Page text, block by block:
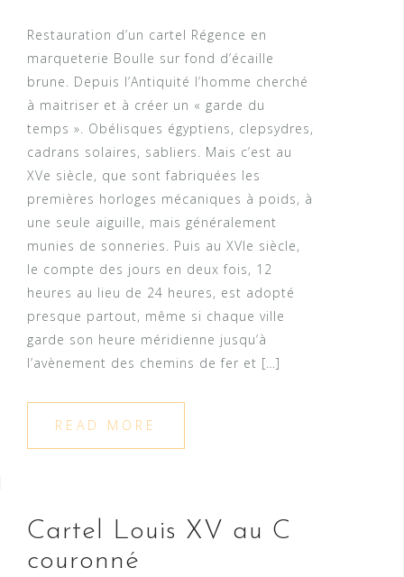
Restauration d’un cartel Régence en
marqueterie Boulle sur fond d’écaille
brune. Depuis l’Antiquité l’homme cherché
à maitriser et à créer un « garde du
temps ». Obélisques égyptiens, clepsydres,
cadrans solaires, sabliers. Mais c’est au
XVe siècle, que sont fabriquées les
premières horloges mécaniques à poids, à
une seule aiguille, mais généralement
munies de sonneries. Puis au XVIe siècle,
le compte des jours en deux fois, 12
heures au lieu de 24 heures, est adopté
presque partout, même si chaque ville
garde son heure méridienne jusqu’à
l’avènement des chemins de fer et […]
READ MORE
Cartel Louis XV au C
couronné